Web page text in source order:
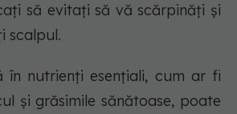
să evitați să vă scărpinăți și
scalpul.
în nutrienți esențiali, cum ar fi
și grăsimile sănătoase, poate